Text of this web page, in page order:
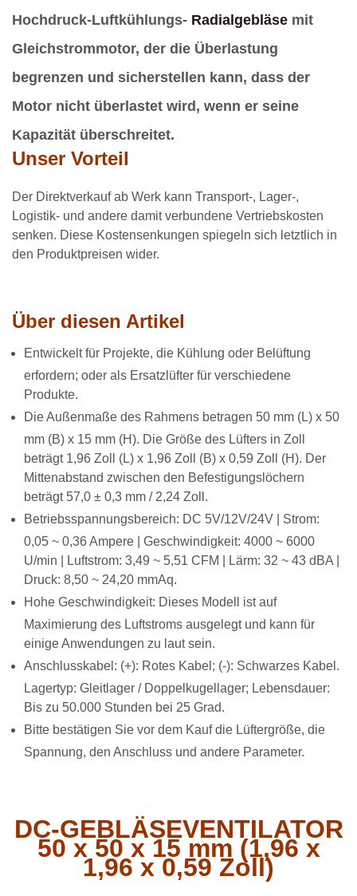
Hochdruck-Luftkühlungs- Radialgebläse mit
Gleichstrommotor, der die Überlastung
begrenzen und sicherstellen kann, dass der
Motor nicht überlastet wird, wenn er seine
Kapazität überschreitet.
Unser Vorteil
Der Direktverkauf ab Werk kann Transport-, Lager-,
Logistik- und andere damit verbundene Vertriebskosten
senken. Diese Kostensenkungen spiegeln sich letztlich in
den Produktpreisen wider.
Über diesen Artikel
Entwickelt für Projekte, die Kühlung oder Belüftung
erfordern; oder als Ersatzlüfter für verschiedene
Produkte.
Die Außenmaße des Rahmens betragen 50 mm (L) x 50
mm (B) x 15 mm (H). Die Größe des Lüfters in Zoll
beträgt 1,96 Zoll (L) x 1,96 Zoll (B) x 0,59 Zoll (H). Der
Mittenabstand zwischen den Befestigungslöchern
beträgt 57,0 ± 0,3 mm / 2,24 Zoll.
Betriebsspannungsbereich: DC 5V/12V/24V | Strom:
0,05 ~ 0,36 Ampere | Geschwindigkeit: 4000 ~ 6000
U/min | Luftstrom: 3,49 ~ 5,51 CFM | Lärm: 32 ~ 43 dBA |
Druck: 8,50 ~ 24,20 mmAq.
Hohe Geschwindigkeit: Dieses Modell ist auf
Maximierung des Luftstroms ausgelegt und kann für
einige Anwendungen zu laut sein.
Anschlusskabel: (+): Rotes Kabel; (-): Schwarzes Kabel.
Lagertyp: Gleitlager / Doppelkugellager; Lebensdauer:
Bis zu 50.000 Stunden bei 25 Grad.
Bitte bestätigen Sie vor dem Kauf die Lüftergröße, die
Spannung, den Anschluss und andere Parameter.
DC-GEBLÄSEVENTILATOR
50 x 50 x 15 mm (1,96 x
1,96 x 0,59 Zoll)